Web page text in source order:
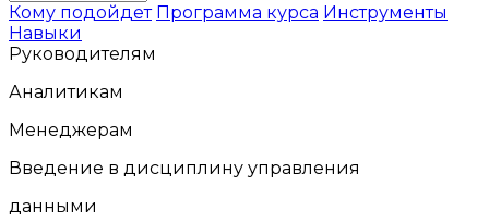
Кому подойдет Программа курса Инструменты
Навыки
Руководителям
Аналитикам
Менеджерам
Введение в дисциплину управления
данными